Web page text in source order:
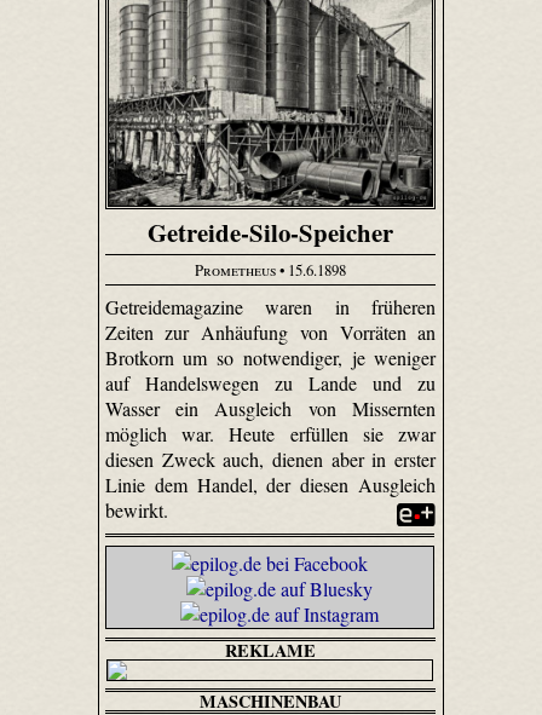
Getreide-Silo-Speicher
Prometheus• 15.6.1898
Getreidemagazine waren in früheren
Zeiten zur Anhäufung von Vorräten an
Brotkorn um so notwendiger, je weniger
auf Handelswegen zu Lande und zu
Wasser ein Ausgleich von Missernten
möglich war. Heute erfüllen sie zwar
diesen Zweck auch, dienen aber in erster
Linie dem Handel, der diesen Ausgleich
bewirkt.
REKLAME
MASCHINENBAU